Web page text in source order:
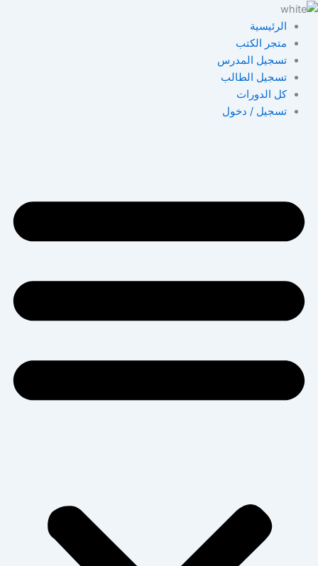
تخطي
المحتوى
الرئيسية
متجر الكتب
تسجيل المدرس
تسجيل الطالب
كل الدورات
تسجيل / دخول